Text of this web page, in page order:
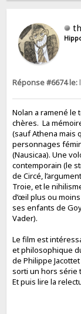
Réponse #6674 le:
Nolan a ramené le
chères. La
(sauf Athena mais
personnages
(Nausicaa). Une
contemporain (le
de Circé,
Troie, et le
d’œil plus ou
ses enfants de
Vader).
Le film est
et philosophique
de Philippe
sorti un hors série
Et puis lire la